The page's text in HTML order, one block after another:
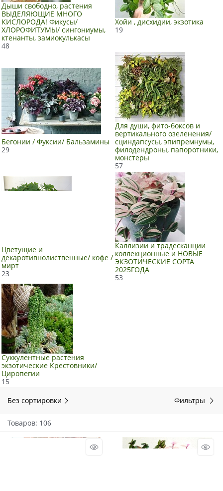
Дыши свободно, растения
ВЫДЕЛЯЮЩИЕ МНОГО
КИСЛОРОДА! Фикусы/
ХЛОРОФИТУМЫ/ сингониумы,
ктенанты, замиокулькасы
48
Хойи , дисхидии, экзотика
19
Бегонии / Фуксии/ Бальзамины
29
Для души, фито-боксов и
вертикального озеленения/
сциндапсусы, эпипремнумы,
филодендроны, папоротники,
монстеры
57
Цветущие и
декаротивнолиственные/ кофе /
мирт
23
Каллизии и традесканции
коллекционные и НОВЫЕ
ЭКЗОТИЧЕСКИЕ СОРТА
2025ГОДА
53
Суккулентные растения
экзотические Крестовники/
Циропегии
15
Без сортировки Фильтры
Товаров: 106